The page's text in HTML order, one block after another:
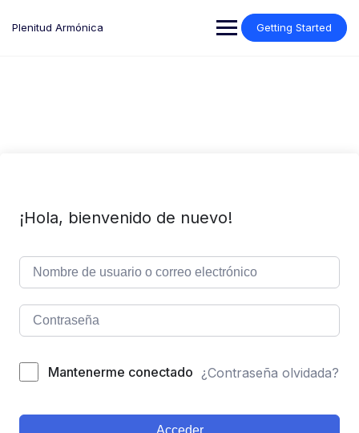
Plenitud Armónica Getting Started
¡Hola, bienvenido de nuevo!
Mantenerme conectado ¿Contraseña olvidada?
Acceder